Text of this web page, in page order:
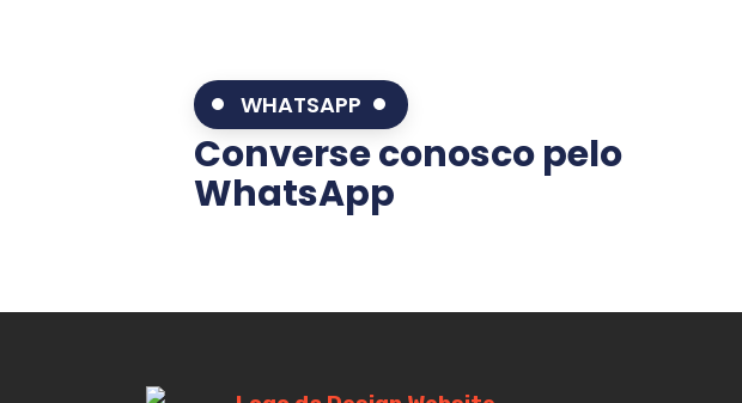
WHATSAPP
Converse conosco pelo
WhatsApp